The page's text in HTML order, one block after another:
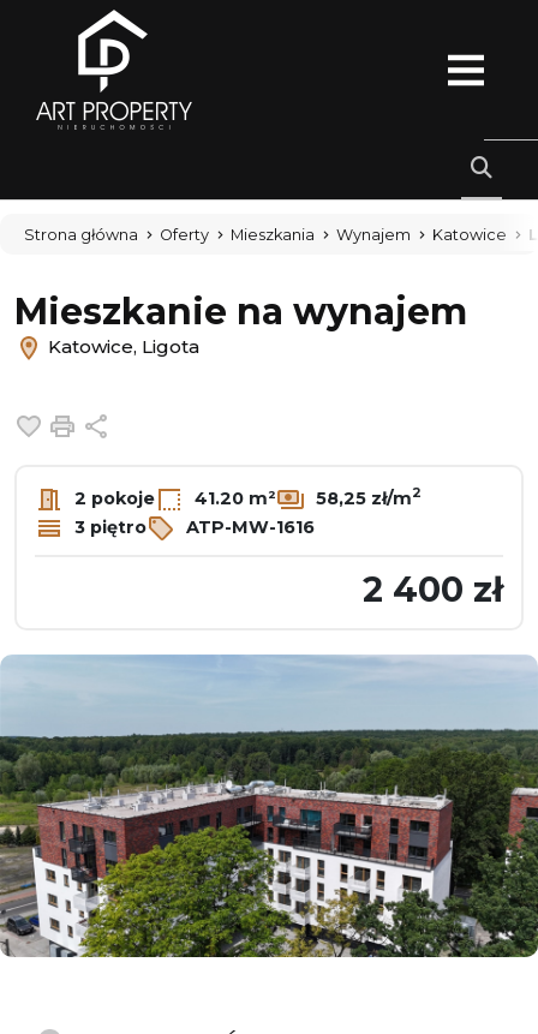
Strona główna Oferty Mieszkania Wynajem Katowice
Mieszkanie na wynajem
Katowice, Ligota
Dodaj do ulubionych
Drukuj
2 pokoje 41.20 m² 58,25 zł/m2
3 piętro ATP-MW-1616
2 400 zł